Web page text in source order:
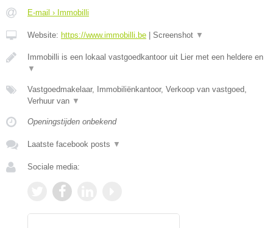
E-mail › Immobilli
Website: https://www.immobilli.be Screenshot ▼
Immobilli is een lokaal vastgoedkantoor uit Lier met een heldere en
▼
Vastgoedmakelaar, Immobiliënkantoor, Verkoop van vastgoed,
Verhuur van ▼
Openingstijden onbekend
Laatste facebook posts ▼
Sociale media: